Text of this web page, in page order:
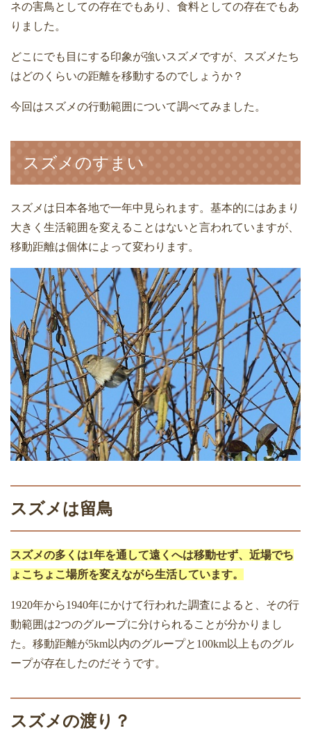
ネの害鳥としての存在でもあり、食料としての存在でもあ
りました。
どこにでも目にする印象が強いスズメですが、スズメたち
はどのくらいの距離を移動するのでしょうか？
今回はスズメの行動範囲について調べてみました。
スズメのすまい
スズメは日本各地で一年中見られます。基本的にはあまり
大きく生活範囲を変えることはないと言われていますが、
移動距離は個体によって変わります。
スズメは留鳥
スズメの多くは1年を通して遠くへは移動せず、近場でち
ょこちょこ場所を変えながら生活しています。
1920年から1940年にかけて行われた調査によると、その行
動範囲は2つのグループに分けられることが分かりまし
た。移動距離が5km以内のグループと 100km以上ものグル
ープが存在したのだそうです。
スズメの渡り？